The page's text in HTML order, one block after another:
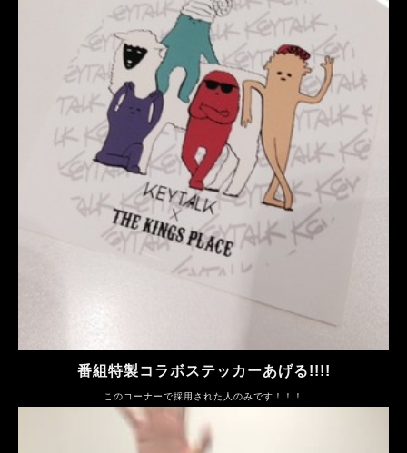
番組特製コラボステッカーあげる!!!!
このコーナーで採用された人のみです！！！